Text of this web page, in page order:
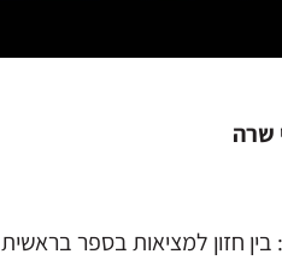
שרה
חזון למציאות בספר בראשית